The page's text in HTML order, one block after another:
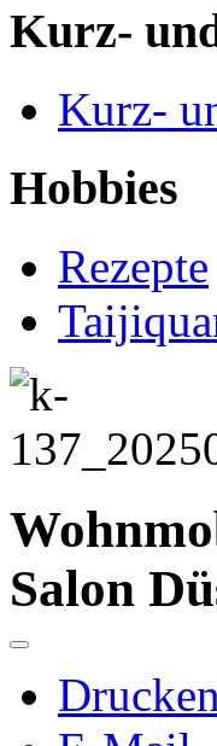
Kurz-
Kurz-
Hobbies
Rezepte
Salon
Drucken